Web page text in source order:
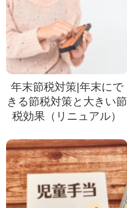
年末節税対策|年末にで
きる節税対策と大きい節
税効果（リニュアル）